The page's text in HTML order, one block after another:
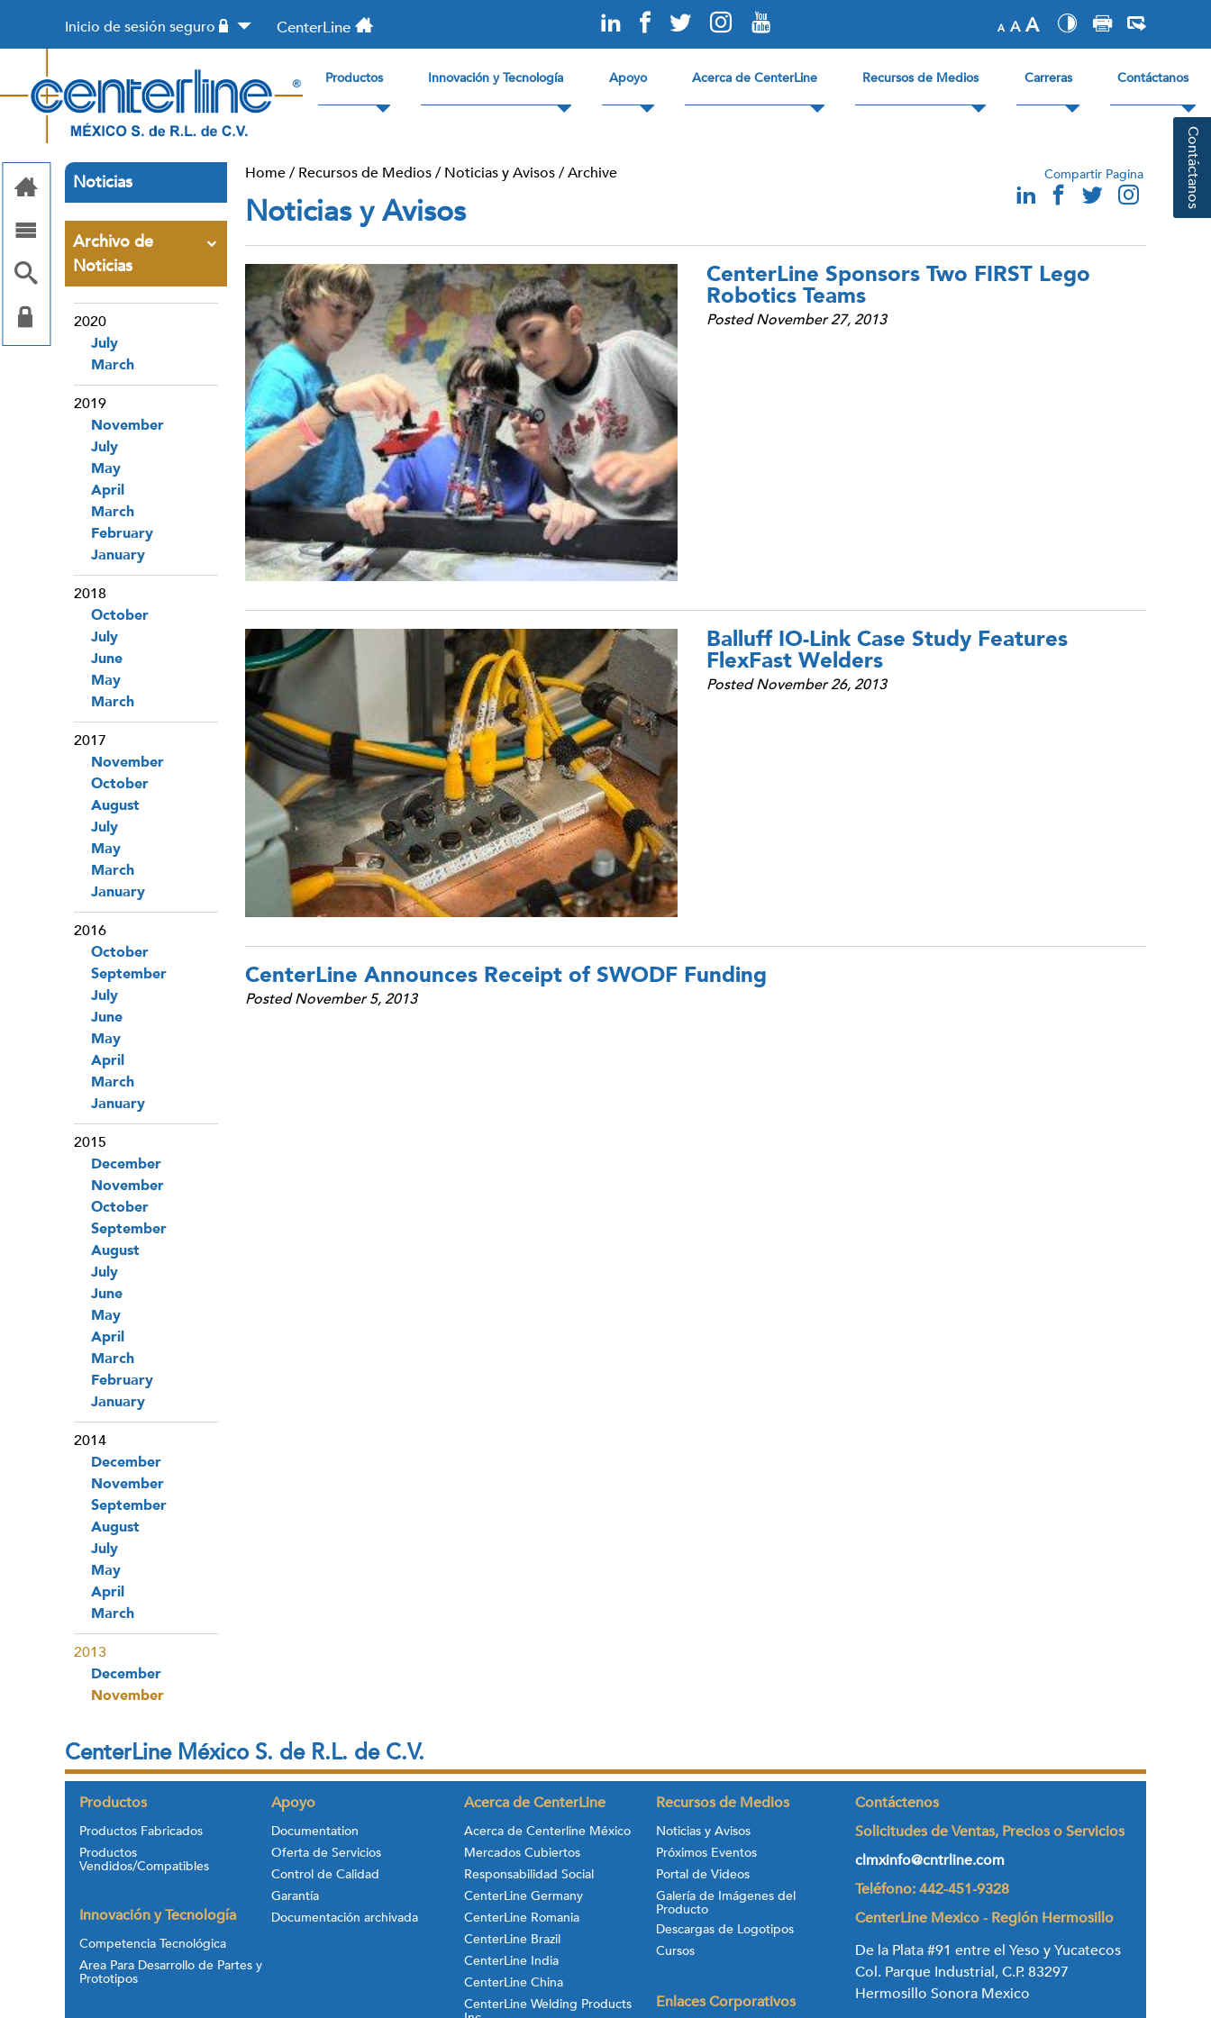
Inicio de sesión seguro CenterLine A A A
Productos Innovación y Tecnología Apoyo Acerca de CenterLine Recursos de Medios Carreras Contáctanos
Contáctanos
Noticias
Archivo de
Noticias
2020
July
March
2019
November
July
May
April
March
February
January
2018
October
July
June
May
March
2017
November
October
August
July
May
March
January
2016
October
September
July
June
May
April
March
January
2015
December
November
October
September
August
July
June
May
April
March
February
January
2014
December
November
September
August
July
May
April
March
2013
December
November
Compartir Pagina
Home/ Recursos de Medios/ Noticias y Avisos/Archive
Noticias y Avisos
CenterLine Sponsors Two FIRST Lego
Robotics Teams
Posted November 27, 2013
Balluff IO-Link Case Study Features
FlexFast Welders
Posted November 26, 2013
CenterLine Announces Receipt of SWODF Funding
Posted November 5, 2013
CenterLine México S. de R.L. de C.V.
Productos
Productos Fabricados
Productos
Vendidos/Compatibles
Innovación y Tecnología
Competencia Tecnológica
Area Para Desarrollo de Partes y
Prototipos
Apoyo
Documentation
Oferta de Servicios
Control de Calidad
Garantía
Documentación archivada
Acerca de CenterLine
Acerca de Centerline México
Mercados Cubiertos
Responsabilidad Social
CenterLine Germany
CenterLine Romania
CenterLine Brazil
CenterLine India
CenterLine China
CenterLine Welding Products
Recursos de Medios
Noticias y Avisos
Próximos Eventos
Portal de Videos
Galería de Imágenes del
Producto
Descargas de Logotipos
Cursos
Enlaces Corporativos
Contáctenos
Solicitudes de Ventas, Precios o Servicios
clmxinfo@cntrline.com
Teléfono: 442-451-9328
CenterLine Mexico - Región Hermosillo
De la Plata #91 entre el Yeso y Yucatecos
Col. Parque Industrial, C.P. 83297
Hermosillo Sonora Mexico